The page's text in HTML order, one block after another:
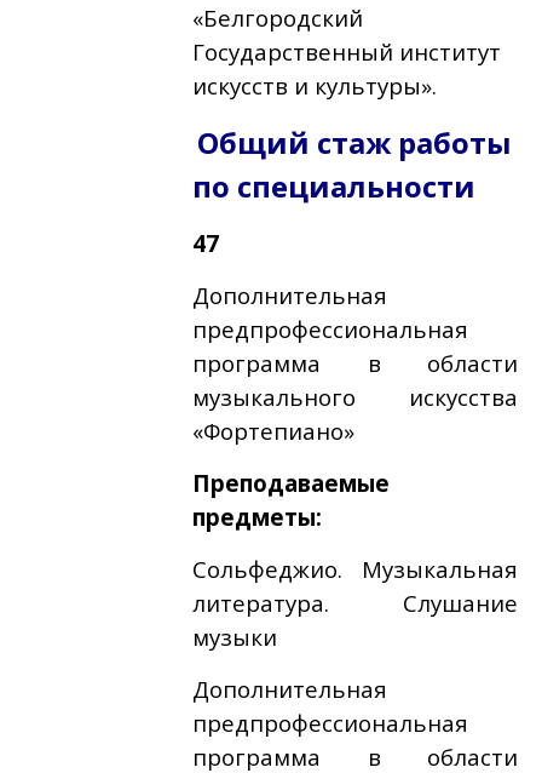
«Белгородский
Государственный институт
искусств и культуры».
Общий стаж работы
по специальности
47
Дополнительная
предпрофессиональная
программа в области
музыкального искусства
«Фортепиано»
Преподаваемые
предметы:
Сольфеджио. Музыкальная
литература. Слушание
музыки
Дополнительная
предпрофессиональная
программа в области